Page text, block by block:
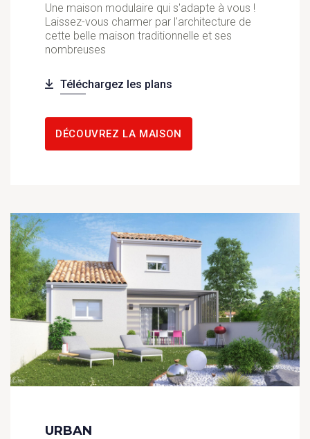
Une maison modulaire qui s'adapte à vous !
Laissez-vous charmer par l'architecture de
cette belle maison traditionnelle et ses
nombreuses
Téléchargez les plans
DÉCOUVREZ LA MAISON
URBAN